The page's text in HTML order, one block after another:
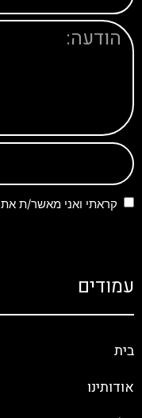
קראתי ואני מאשר/ת את
עמודים
בית
אודותינו